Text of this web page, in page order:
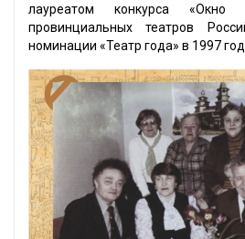
лауреатом конкурса
провинциальных театров
номинации «Театр года» в 1997